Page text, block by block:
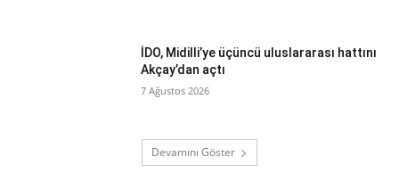
İDO, Midilli’ye üçüncü uluslararası hattını
Akçay’dan açtı
7 Ağustos 2026
Devamını Göster